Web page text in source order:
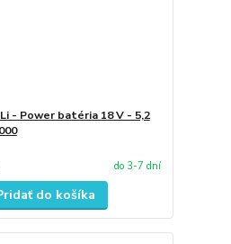
- Power batéria 18 V - 5,2
do 3-7 dní
do košíka